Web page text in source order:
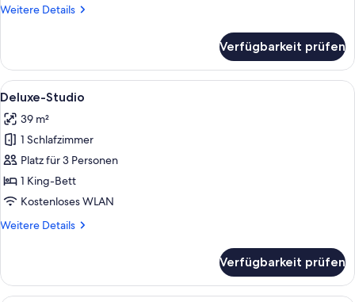
Weitere Details
Weitere
Studio
Verfügbarkeit prüfen
Alle
Fotos
für
Deluxe-
Studio
anzeigen
Ein modernes Wohnzimmer mit
5
Deluxe-Studio
39 m²
1 Schlafzimmer
Platz für 3 Personen
1 King-Bett
Kostenloses WLAN
Weitere Details
Weitere
Studio
Verfügbarkeit prüfen